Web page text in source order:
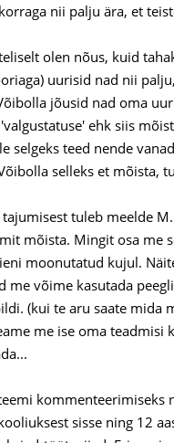
nii palju ära, et
olen nõus, kuid
uurisid nad nii
jõusid nad oma
ehk siis
selgeks teed nende
selleks et mõista,
tuleb meelde
mõista. Mingit osa me
moonutatud kujul.
me võime kasutada
(kui te aru saate mida
me ise oma
kommenteerimiseks
sisse ning 12